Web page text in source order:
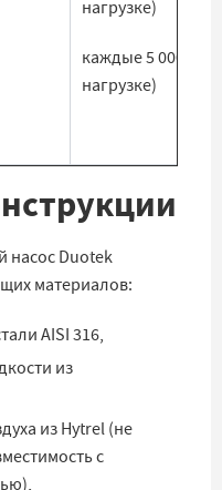
нагрузке)
каждые 5 000
нагрузке)
насос Duotek
материалов:
AISI 316,
из
из Hytrel (не
с
,